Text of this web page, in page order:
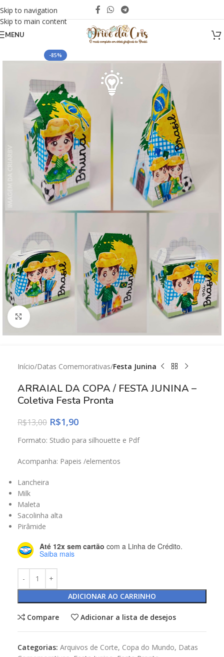
Skip to navigation
Skip to main content
MENU
-85%
Click to enlarge
Início Datas Comemorativas Festa Junina
ARRAIAL DA COPA / FESTA JUNINA –
Coletiva Festa Pronta
R$13,00 R$1,90
Formato: Studio para silhouette e Pdf
Acompanha: Papeis /elementos
Lancheira
Milk
Maleta
Sacolinha alta
Pirâmide
Até 12x sem cartão com a Linha de Crédito.
Saiba mais
ADICIONAR AO CARRINHO
Compare Adicionar a lista de desejos
Categorias: Arquivos de Corte, Copa do Mundo, Datas